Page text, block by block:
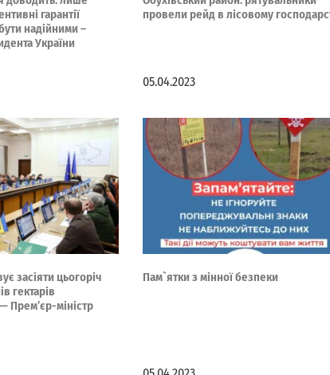
гарантії
надійними –
України
провели рейд в лісовому
05.04.2023
засіяти цьогоріч
гектарів
Прем’єр-міністр
Пам`ятки з мінної безпеки